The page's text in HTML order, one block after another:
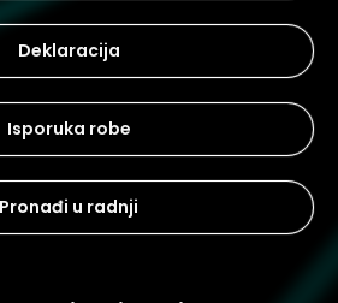
Deklaracija
Isporuka robe
Pronađi u radnji